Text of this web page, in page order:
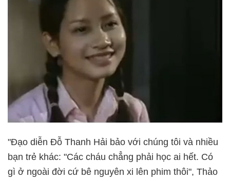
"Đạo diễn Đỗ Thanh Hải bảo với chúng tôi và nhiều
bạn trẻ khác: "Các cháu chẳng phải học ai hết. Có
gì ở ngoài đời cứ bê nguyên xi lên phim thôi", Thảo